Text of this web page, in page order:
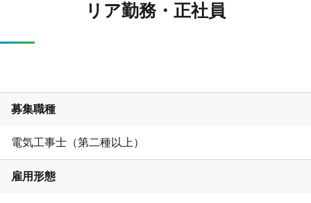
リア勤務・正社員
募集職種
電気工事士（第二種以上）
雇用形態